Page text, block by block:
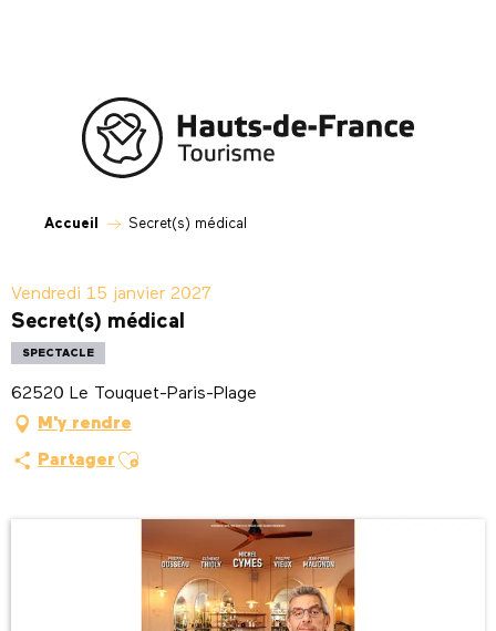
Accueil Secret(s) médical
Vendredi 15 janvier 2027
Secret(s) médical
SPECTACLE
62520 Le Touquet-Paris-Plage
M'y rendre
Partager Ajouter aux favoris